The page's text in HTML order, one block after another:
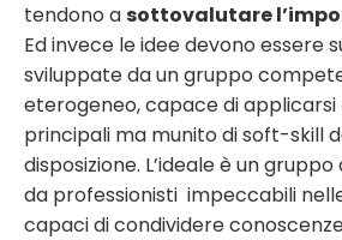
tendono asottovalutare
Ed invece le idee devono essere
sviluppate da un gruppo
eterogeneo, capace di
principali ma munito di soft-skill
disposizione. L’ideale è un
da professionisti impeccabili
capaci di condividere